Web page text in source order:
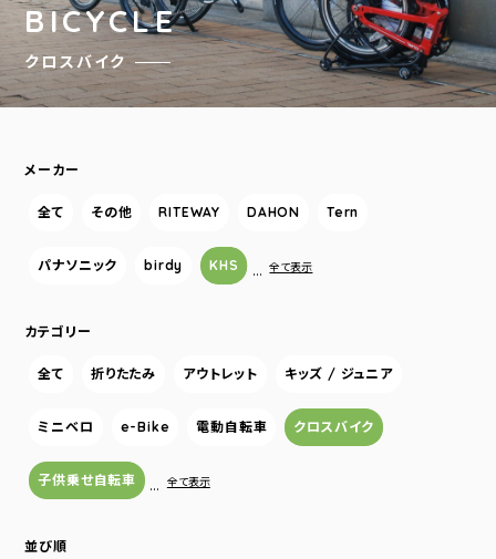
BICYCLE
クロスバイク
メーカー
全て その他 RITEWAY DAHON Tern
パナソニック birdy KHS … 全て表示
カテゴリー
全て 折りたたみ アウトレット キッズ / ジュニア
ミニベロ e-Bike 電動自転車 クロスバイク
子供乗せ自転車 … 全て表示
並び順